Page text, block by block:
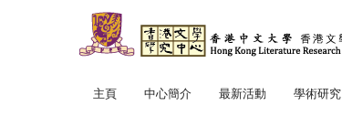
主頁
中心簡介
最新活動 學術研究